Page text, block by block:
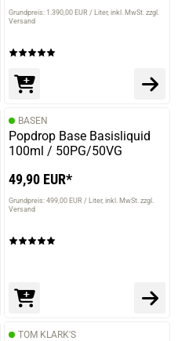
Grundpreis: 1.390,00 EUR / Liter inkl. MwSt. zzgl.
Versand
BASEN
Popdrop Base Basisliquid
100ml / 50PG/50VG
49,90 EUR*
Grundpreis: 499,00 EUR / Liter inkl. MwSt. zzgl.
Versand
TOM KLARK'S